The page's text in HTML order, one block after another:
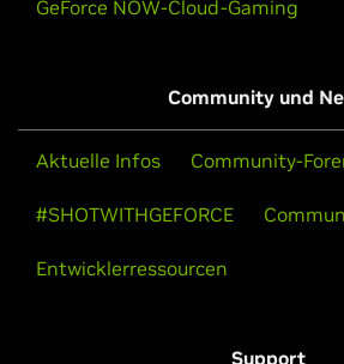
GeForce NOW-Cloud-Gaming
Community und
Aktuelle Infos Community-
#SHOTWITHGEFORCE
Entwicklerressourcen
Support